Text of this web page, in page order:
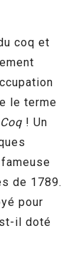
coq et
le terme
Coq ! Un
de 1789.
pour
il doté